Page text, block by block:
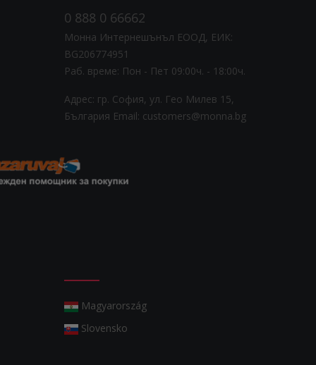
0 888 0 66662
Монна Интернешънъл ЕООД, ЕИК:
BG206774951
Раб. време: Пoн - Пет 09:00ч. - 18:00ч.
Адрес: гр. София, ул. Гео Милев 15,
България Email: customers@monna.bg
Magyarország
Slovensko